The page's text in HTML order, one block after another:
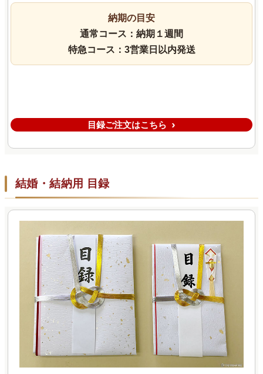
納期の目安
通常コース：納期１週間
特急コース：3営業日以内発送
目録ご注文はこちら
結婚・結納用 目録